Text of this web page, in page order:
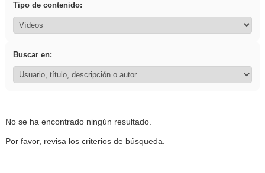
Tipo de contenido:
Buscar en:
No se ha encontrado ningún resultado.
Por favor, revisa los criterios de búsqueda.